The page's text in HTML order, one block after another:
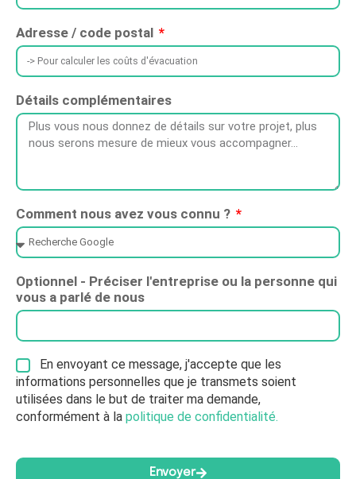
Adresse / code postal
Détails complémentaires
Comment nous avez vous connu ?
Optionnel - Préciser l'entreprise ou la personne qui
vous a parlé de nous
En envoyant ce message, j'accepte que les
informations personnelles que je transmets soient
utilisées dans le but de traiter ma demande,
conformément à la politique de confidentialité.
Envoyer